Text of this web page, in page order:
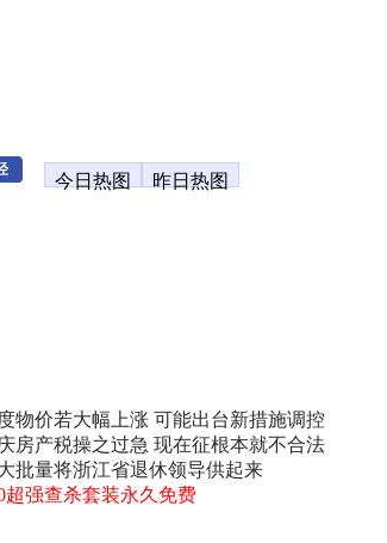
今日热图 昨日热图
物价若大幅上涨 可能出台新措施调控
房产税操之过急 现在征根本就不合法
批量将浙江省退休领导供起来
超强查杀套装永久免费